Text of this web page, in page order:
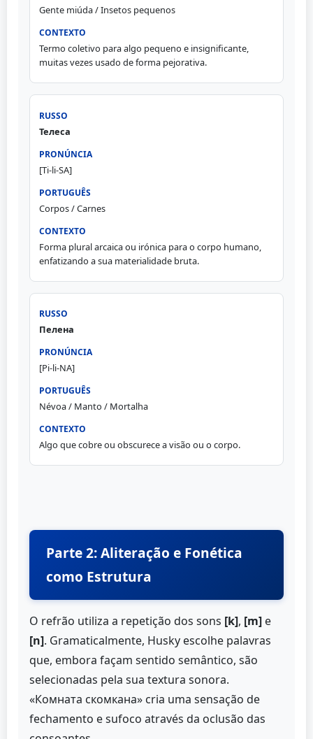
Gente miúda / Insetos pequenos
Termo coletivo para algo pequeno e insignificante,
muitas vezes usado de forma pejorativa.
Телеса
[Ti-li-SA]
Corpos / Carnes
Forma plural arcaica ou irónica para o corpo humano,
enfatizando a sua materialidade bruta.
Пелена
[Pi-li-NA]
Névoa / Manto / Mortalha
Algo que cobre ou obscurece a visão ou o corpo.
Parte 2: Aliteração e Fonética
como Estrutura
O refrão utiliza a repetição dos sons [k], [m] e
[n]. Gramaticalmente, Husky escolhe palavras
que, embora façam sentido semântico, são
selecionadas pela sua textura sonora.
«Комната скомкана» cria uma sensação de
fechamento e sufoco através da oclusão das